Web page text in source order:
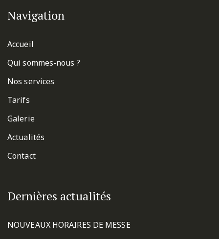
Navigation
Accueil
Qui sommes-nous ?
Nos services
Tarifs
Galerie
Actualités
Contact
Dernières actualités
NOUVEAUX HORAIRES DE MESSE